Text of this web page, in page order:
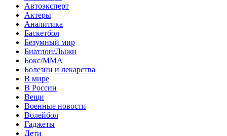
Автоэксперт
Актеры
Аналитика
Баскетбол
Безумный мир
Биатлон/Лыжи
Бокс/MMA
Болезни и лекарства
В мире
В России
Вещи
Военные новости
Волейбол
Гаджеты
Дети